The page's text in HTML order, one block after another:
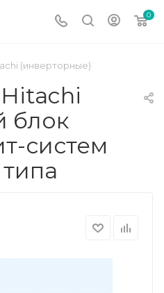
0
(инверторные)
Hitachi
блок
систем